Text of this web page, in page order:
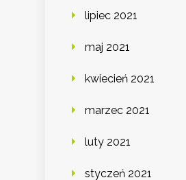
lipiec 2021
maj 2021
kwiecień 2021
marzec 2021
luty 2021
styczeń 2021